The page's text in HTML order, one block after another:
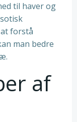
til haver og
forstå
man bedre
af